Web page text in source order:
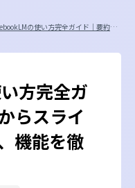
の使い方完全ガイド｜要約・分析からスライド生成AI連携まで、機能を徹底解説
方完全ガ
らスライ
機能を徹